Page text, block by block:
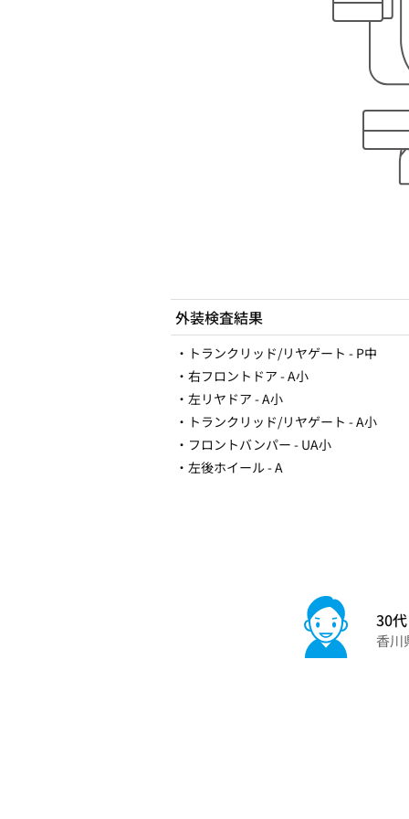
外装検査結果
・トランクリッド/リヤゲート - P中
・右フロントドア - A小
・左リヤドア - A小
・トランクリッド/リヤゲート - A小
・フロントバンパー - UA小
・左後ホイール - A
30
香川